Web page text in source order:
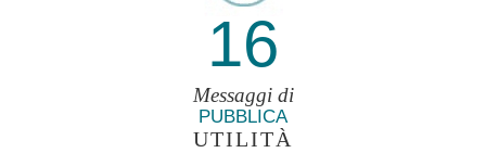
16
Messaggi di
PUBBLICA
UTILITÀ